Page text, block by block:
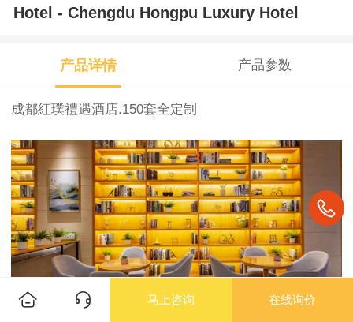
Hotel - Chengdu Hongpu Luxury Hotel
产品详情 产品参数
成都紅璞禮遇酒店.150套全定制
马上咨询 在线询价